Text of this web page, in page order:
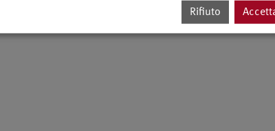
Rifiuto